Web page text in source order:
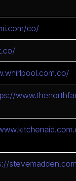
co/